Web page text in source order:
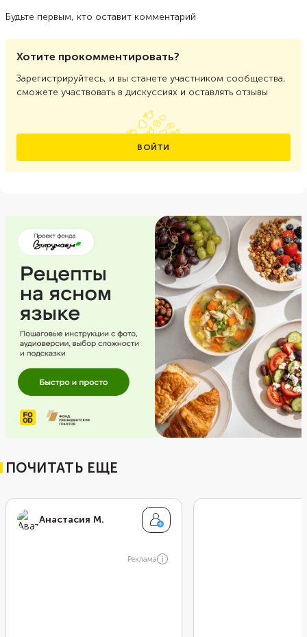
Будьте первым, кто оставит комментарий
Хотите прокомментировать?
Зарегистрируйтесь, и вы станете участником сообщества,
сможете участвовать в дискуссиях и оставлять отзывы
ВОЙТИ
ПОЧИТАТЬ ЕЩЕ
Анастасия М.
Реклама